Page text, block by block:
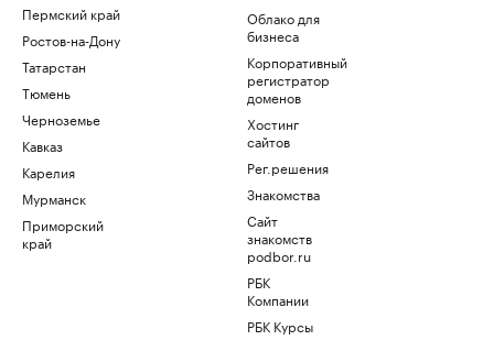
Пермский край
Ростов-на-Дону
Татарстан
Тюмень
Черноземье
Кавказ
Карелия
Мурманск
Приморский
край
Облако для
бизнеса
Корпоративный
регистратор
доменов
Хостинг
сайтов
Рег.решения
Знакомства
Сайт
знакомств
podbor.ru
РБК
Компании
РБК Курсы